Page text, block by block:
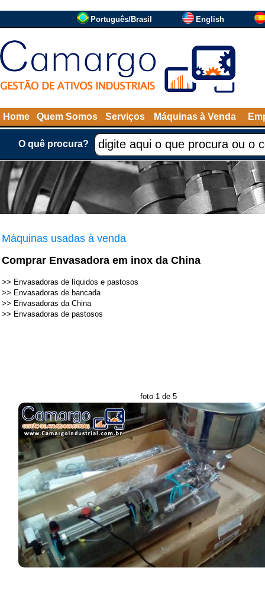
Português/Brasil English
Home Quem Somos Serviços Máquinas à Venda
O quê procura?
Máquinas usadas à venda
Comprar Envasadora em inox da China
>> Envasadoras de líquidos e pastosos
>> Envasadoras de bancada
>> Envasadoras da China
>> Envasadoras de pastosos
foto 1 de 5